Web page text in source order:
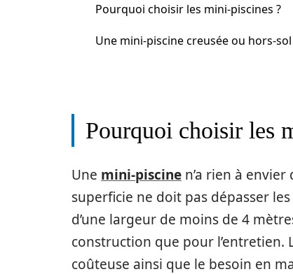
Pourquoi choisir les mini-piscines ?
Une mini-piscine creusée ou hors-sol
Pourquoi choisir les
Une mini-piscine n’a rien à envier
superficie ne doit pas dépasser
d’une largeur de moins de 4
construction que pour l’entretien.
coûteuse ainsi que le besoin en